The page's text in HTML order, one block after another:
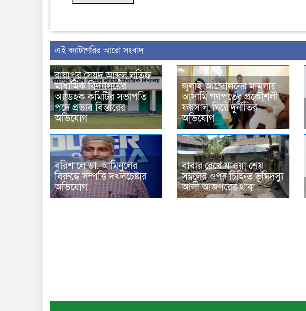
‍এই ক্যাটাগরির ‍আরো সংবাদ
রায়াপুর সৈয়দ আব্দুল লতিফ
মাধ্যমিক বিদ্যালয়ের
অ্যাডহক কমিটির সভাপতি
পদে প্রভাব বিস্তারের
অভিযোগ
জুলাই আন্দোলনের মামলায়
আসামি গণপূর্তের প্রকৌশলী
ফয়সাল, ঘিরে দুর্নীতির
অভিযোগ
বরিশালে ডা. আমিনুলের
বিরুদ্ধে সম্পত্তি দখলচেষ্টার
অভিযোগ
বাবার রেখে যাওয়া শেষ
সম্বলের ওপর চিহ্নিত ভূমিদস্যু
আলী আজগরের থাবা